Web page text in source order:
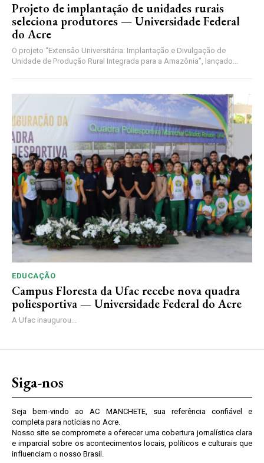
Projeto de implantação de unidades rurais
seleciona produtores — Universidade Federal
do Acre
O projeto “Extensão Universitária: Implantação e Divulgação de
Unidade de Produção Rural Integrada para a Amazônia”, lançado...
EDUCAÇÃO
Campus Floresta da Ufac recebe nova quadra
poliesportiva — Universidade Federal do Acre
A Ufac inaugurou...
Siga-nos
Seja bem-vindo ao AC MANCHETE, sua referência confiável e
completa para notícias no Acre.
Nosso site se compromete a oferecer uma cobertura jornalística clara
e imparcial sobre os acontecimentos locais, políticos e culturais que
influenciam o nosso Brasil.